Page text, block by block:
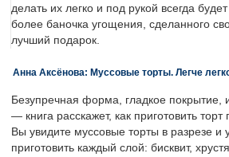
делать их легко и под рукой всегда
более баночка угощения, сделанного
лучший подарок.
Анна Аксёнова: Муссовые торты. Легче
Безупречная форма, гладкое покрытие,
— книга расскажет, как приготовить
Вы увидите муссовые торты в разрезе и
приготовить каждый слой: бисквит,